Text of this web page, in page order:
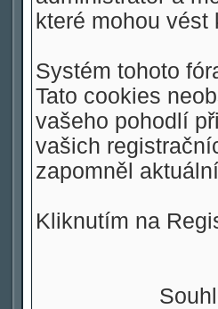
které mohou
Systém tohoto
Tato cookies
vašeho pohodlí
vašich
zapomněl
Kliknutím na